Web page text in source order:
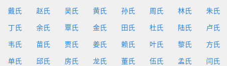
戴氏 赵氏 吴氏 黄氏 孙氏 周氏 林氏 朱氏
丁氏 余氏 覃氏 金氏 田氏 杜氏 陆氏 卢氏
韦氏 苗氏 贾氏 姜氏 赖氏 叶氏 黎氏 方氏
单氏 邱氏 房氏 龙氏 董氏 伍氏 孟氏 闫氏